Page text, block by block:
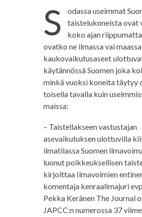
S
odassa useimmat
taistelukoneista ovat
koko ajan
ovatko ne ilmassa vai
kaukovaikutusaseet
käytännössä Suomen joka
minkä vuoksi koneita täytyy
toisella tavalla kuin
maissa:
– Taistellakseen vastustajan
asevaikutuksen ulottuvilla
ilmatilassa Suomen
luonut poikkeuksellisen
kirjoittaa Ilmavoimien
komentaja kenraalimajuri
Pekka Keränen The Journal
JAPCC:n numerossa 37